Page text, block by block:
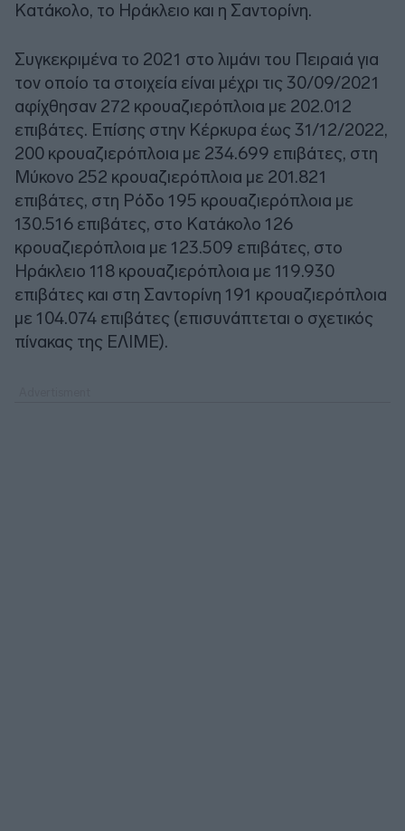
Κατάκολο, το Ηράκλειο και η Σαντορίνη.
Συγκεκριμένα το 2021 στο λιμάνι του Πειραιά για
τον οποίο τα στοιχεία είναι μέχρι τις 30/09/2021
αφίχθησαν 272 κρουαζιερόπλοια με 202.012
επιβάτες. Επίσης στην Κέρκυρα έως 31/12/2022,
200 κρουαζιερόπλοια με 234.699 επιβάτες, στη
Μύκονο 252 κρουαζιερόπλοια με 201.821
επιβάτες, στη Ρόδο 195 κρουαζιερόπλοια με
130.516 επιβάτες, στο Κατάκολο 126
κρουαζιερόπλοια με 123.509 επιβάτες, στο
Ηράκλειο 118 κρουαζιερόπλοια με 119.930
επιβάτες και στη Σαντορίνη 191 κρουαζιερόπλοια
με 104.074 επιβάτες (επισυνάπτεται ο σχετικός
πίνακας της ΕΛΙΜΕ).